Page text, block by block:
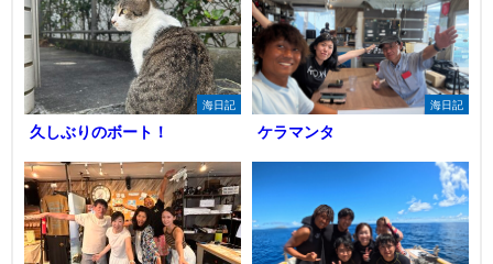
海日記
久しぶりのボート！
海日記
ケラマンタ